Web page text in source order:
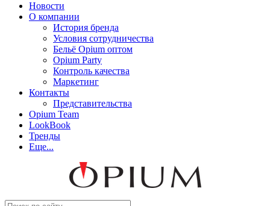
Новости
О компании
История бренда
Условия сотрудничества
Бельё Opium оптом
Opium Party
Контроль качества
Маркетинг
Контакты
Представительства
Opium Team
LookBook
Тренды
Еще...